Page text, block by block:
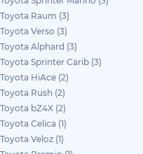
Toyota Raum (3)
Toyota Verso (3)
Toyota Alphard (3)
Toyota Sprinter Carib (3)
Toyota HiAce (2)
Toyota Rush (2)
Toyota bZ4X (2)
Toyota Celica (1)
Toyota Veloz (1)